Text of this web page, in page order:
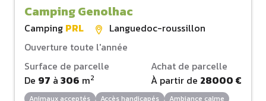
Camping Genolhac
Camping PRL
Languedoc-roussillon
Ouverture toute l'année
Surface de parcelle
De 97 à 306 m2
Achat de parcelle
À partir de 28000 €
Animaux acceptés Accès handicapés Ambiance calme